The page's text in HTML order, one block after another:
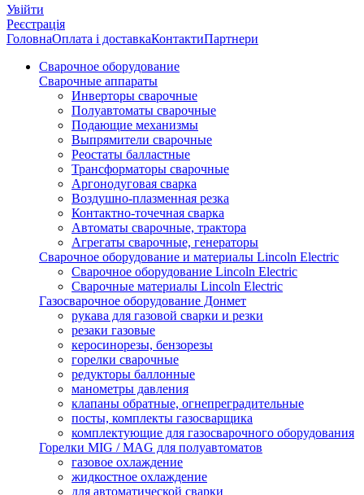
Увійти
Реєстрація
ГоловнаОплата і доставкаКонтактиПартнери
Сварочное оборудование
Сварочные аппараты
Инверторы сварочные
Полуавтоматы сварочные
Подающие механизмы
Выпрямители сварочные
Реостаты балластные
Трансформаторы сварочные
Аргонодуговая сварка
Воздушно-плазменная резка
Контактно-точечная сварка
Автоматы сварочные, трактора
Агрегаты сварочные, генераторы
Сварочное оборудование и материалы Lincoln Electric
Сварочное оборудование Lincoln Electric
Сварочные материалы Lincoln Electric
Газосварочное оборудование Донмет
рукава для газовой сварки и резки
резаки газовые
керосинорезы, бензорезы
горелки сварочные
редукторы баллонные
манометры давления
клапаны обратные, огнепреградительные
посты, комплекты газосварщика
комплектующие для газосварочного оборудования
Горелки MIG / MAG для полуавтоматов
газовое охлаждение
жидкостное охлаждение
для автоматической сварки